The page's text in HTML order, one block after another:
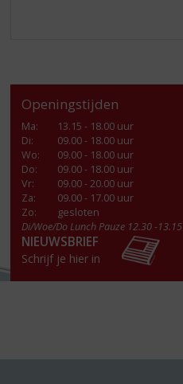
Openingstijden
Ma:
13.15 - 18.00 uur
Di:
09.00 - 18.00 uur
Wo:
09.00 - 18.00 uur
Do:
09.00 - 18.00 uur
Vr:
09.00 - 20.00 uur
Za:
09.00 - 17.00 uur
Zo:
gesloten
Di/Woe/Do Lunch Pauze 12.30 -13.15
NIEUWSBRIEF
Schrijf je hier in